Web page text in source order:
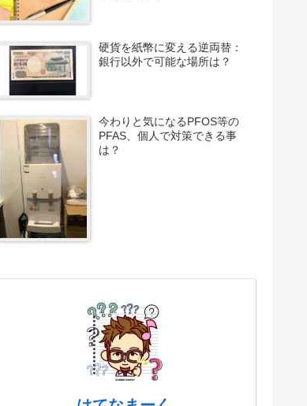
硬貨を紙幣に変える逆両替：
銀行以外で可能な場所は？
今わりと気になるPFOS等の
PFAS、個人で対策できる事
は？